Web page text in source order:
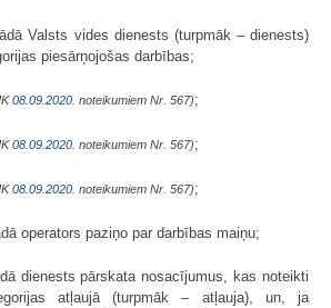
Valsts vides dienests (turpmāk – dienests)
piesārņojošas darbības;
08.09.2020. noteikumiem Nr. 567);
08.09.2020. noteikumiem Nr. 567);
08.09.2020. noteikumiem Nr. 567);
operators paziņo par darbības maiņu;
dienests pārskata nosacījumus, kas noteikti
atļaujā (turpmāk – atļauja), un, ja